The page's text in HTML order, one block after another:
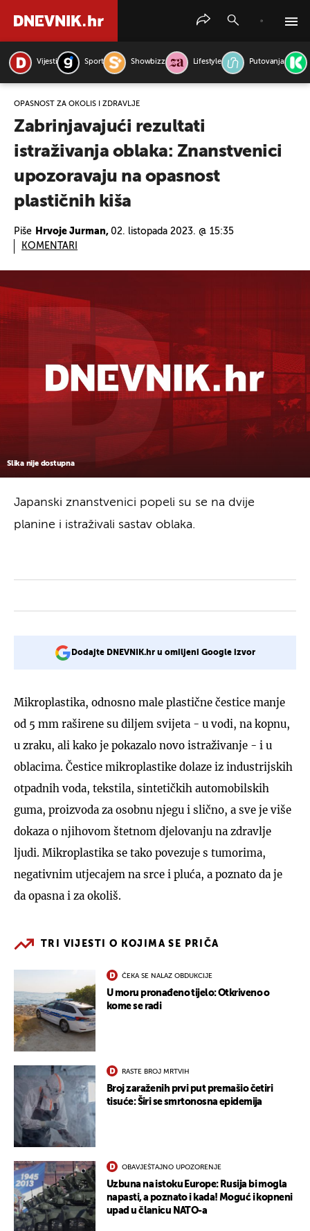
Vijesti Sport Showbizz Lifestyle Putovanja
OPASNOST ZA OKOLIŠ I ZDRAVLJE
Zabrinjavajući rezultati
istraživanja oblaka: Znanstvenici
upozoravaju na opasnost
plastičnih kiša
Piše Hrvoje Jurman, 02. listopada 2023. @ 15:35
KOMENTARI
Slika nije dostupna
Japanski znanstvenici popeli su se na dvije
planine i istraživali sastav oblaka.
Dodajte DNEVNIK.hr u omiljeni Google izvor
Mikroplastika, odnosno male plastične čestice manje
od 5 mm raširene su diljem svijeta - u vodi, na kopnu,
u zraku, ali kako je pokazalo novo istraživanje - i u
oblacima. Čestice mikroplastike dolaze iz industrijskih
otpadnih voda, tekstila, sintetičkih automobilskih
guma, proizvoda za osobnu njegu i slično, a sve je više
dokaza o njihovom štetnom djelovanju na zdravlje
ljudi. Mikroplastika se tako povezuje s tumorima,
negativnim utjecajem na srce i pluća, a poznato da je
da opasna i za okoliš.
TRI VIJESTI O KOJIMA SE PRIČA
ČEKA SE NALAZ OBDUKCIJE
U moru pronađeno tijelo: Otkriveno o
kome se radi
RASTE BROJ MRTVIH
Broj zaraženih prvi put premašio četiri
tisuće: Širi se smrtonosna epidemija
OBAVJEŠTAJNO UPOZORENJE
Uzbuna na istoku Europe: Rusija bi mogla
napasti, a poznato i kada! Moguć i kopneni
upad u članicu NATO-a
PRETRAŽITE VIJESTI